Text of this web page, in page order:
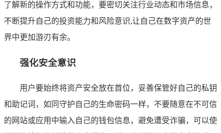
了解新的操作方式和功能，要密切关注行业动态和市场信息，
不断提升自己的投资能力和风险意识,让自己在数字资产的世
界中更加游刃有余。
强化安全意识
用户要始终将资产安全放在首位，妥善保管好自己的私钥
和助记词，如同守护自己的生命密码一样，不要随意在不可信
的网站或应用中输入自己的钱包信息，避免遭受诈骗，可以使